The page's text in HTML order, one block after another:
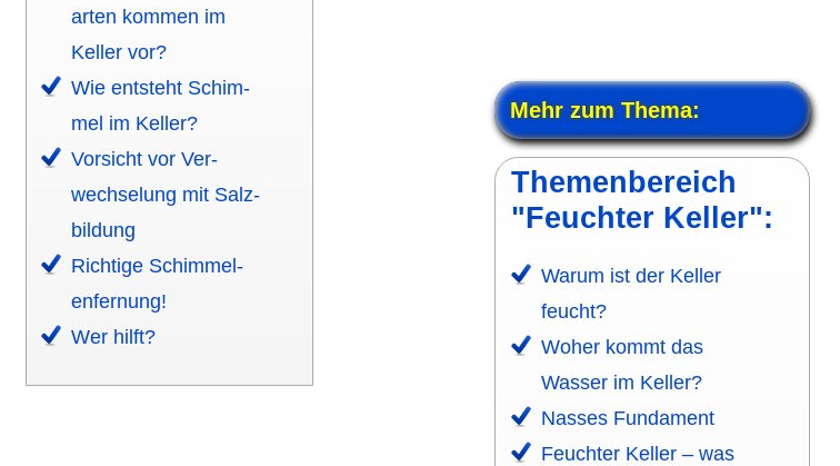
arten kommen im
Keller vor?
Wie entsteht Schim­
mel im Keller?
Vorsicht vor Ver­
wechse­lung mit Salz­
bil­dung
Richtige Schim­mel­
enfer­nung!
Wer hilft?
Mehr zum Thema:
Themen­bereich
"Feuchter Keller":
Warum ist der Keller
feucht?
Woher kommt das
Wasser im Keller?
Nasses Fundament
Feuchter Keller – was